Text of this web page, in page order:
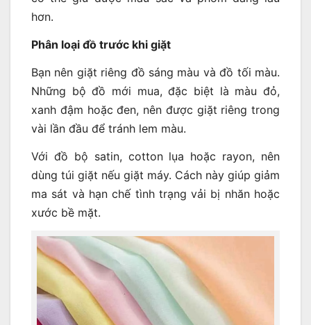
hơn.
Phân loại đồ trước khi giặt
Bạn nên giặt riêng đồ sáng màu và đồ tối màu.
Những bộ đồ mới mua, đặc biệt là màu đỏ,
xanh đậm hoặc đen, nên được giặt riêng trong
vài lần đầu để tránh lem màu.
Với đồ bộ satin, cotton lụa hoặc rayon, nên
dùng túi giặt nếu giặt máy. Cách này giúp giảm
ma sát và hạn chế tình trạng vải bị nhăn hoặc
xước bề mặt.